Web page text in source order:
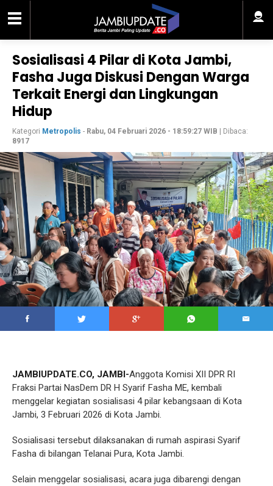
Sosialisasi 4 Pilar di Kota Jambi,
Fasha Juga Diskusi Dengan Warga
Terkait Energi dan Lingkungan
Hidup
Kategori Metropolis - Rabu, 04 Februari 2026 - 18:59:27 WIB | Dibaca:
8917
JAMBIUPDATE.CO, JAMBI-Anggota Komisi XII DPR RI
Fraksi Partai NasDem DR H Syarif Fasha ME, kembali
menggelar kegiatan sosialisasi 4 pilar kebangsaan di Kota
Jambi, 3 Februari 2026 di Kota Jambi.
Sosialisasi tersebut dilaksanakan di rumah aspirasi Syarif
Fasha di bilangan Telanai Pura, Kota Jambi.
Selain menggelar sosialisasi, acara juga dibarengi dengan